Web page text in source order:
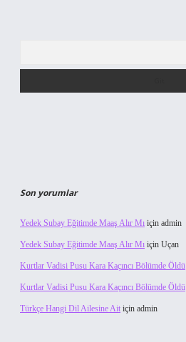
Son yorumlar
Yedek Subay Eğitimde Maaş Alır Mı için admin
Yedek Subay Eğitimde Maaş Alır Mı için Uçan
Kurtlar Vadisi Pusu Kara Kaçıncı Bölümde Öldü
Kurtlar Vadisi Pusu Kara Kaçıncı Bölümde Öldü
Türkçe Hangi Dil Ailesine Ait için admin